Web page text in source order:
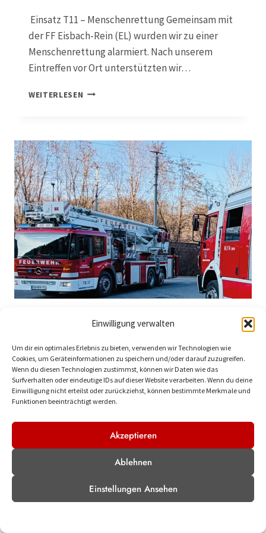
Einwilligung verwalten
Um dir ein optimales Erlebnis zu bieten, verwenden wir Technologien wie
Cookies, um Geräteinformationen zu speichern und/oder darauf zuzugreifen.
Wenn du diesen Technologien zustimmst, können wir Daten wie das
Surfverhalten oder eindeutige IDs auf dieser Website verarbeiten. Wenn du deine
Einwilligung nicht erteilst oder zurückziehst, können bestimmte Merkmale und
Funktionen beeinträchtigt werden.
Akzeptieren
Ablehnen
Einstellungen Ansehen
B
R
G
U
Einsatz T11 – Menschenrettung Gemeinsam mit
der FF Eisbach-Rein (EL) wurden wir zu einer
Menschenrettung alarmiert. Nach unserem
Eintreffen vor Ort unterstützten wir…
WEITERLESEN 0
3
.
2
0
2
6
,
T
1
1
M
E
N
R
E
T
T
28.02.2026, B06
Brandmeldeanlage
Zur späten Mittagszeit wurden wir zu einer
ausgelösten Brandmeldeanlage alarmiert.Vor
Ort stellte sich heraus, dass es sich um einen
Täuschungsalarm handelte.Ein Eingreifen der…
.